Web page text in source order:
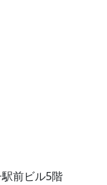
前ビル5階